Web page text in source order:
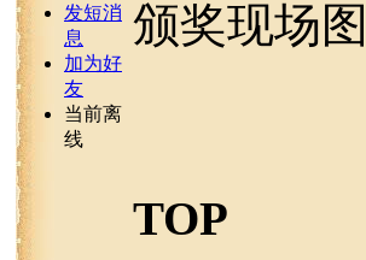
发短消
息
加为好
友
当前离
线
颁奖现场
TOP